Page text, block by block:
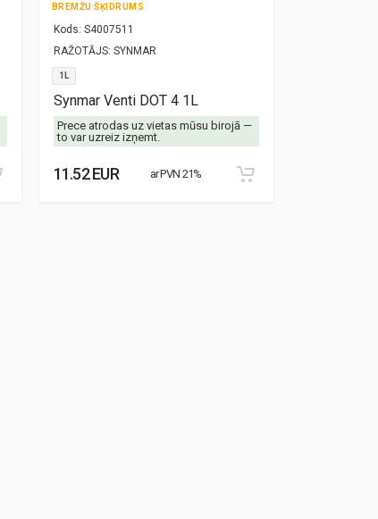
BREMŽU ŠĶIDRUMS
Kods: S4007511
RAŽOTĀJS: SYNMAR
1L
Synmar Venti DOT 4 1L
Prece atrodas uz vietas mūsu birojā —
to var uzreiz izņemt.
11.52 EUR ar PVN 21%